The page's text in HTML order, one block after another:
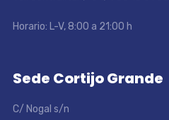
Horario: L-V, 8:00 a 21:00 h
Sede Cortijo Grande
C/ Nogal s/n